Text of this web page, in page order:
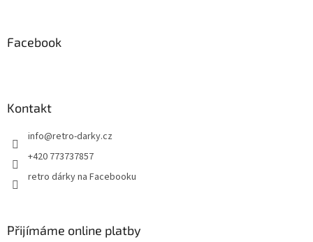
Facebook
Kontakt
info@retro-darky.cz
+420 773737857
retro dárky na Facebooku
Přijímáme online platby